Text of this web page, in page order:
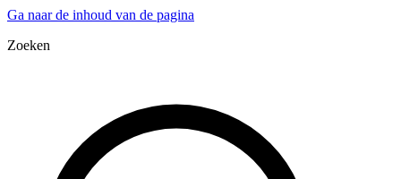
Ga naar de inhoud van de pagina
Zoeken